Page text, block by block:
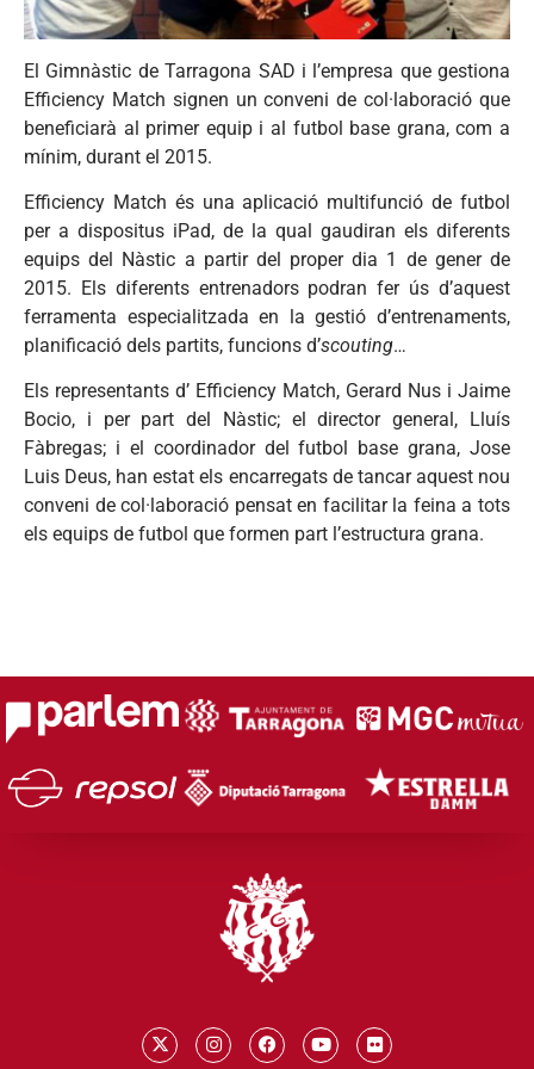
El Gimnàstic de Tarragona SAD i l’empresa que gestiona
Efficiency Match signen un conveni de col·laboració que
beneficiarà al primer equip i al futbol base grana, com a
mínim, durant el 2015.
Efficiency Match és una aplicació multifunció de futbol
per a dispositus iPad, de la qual gaudiran els diferents
equips del Nàstic a partir del proper dia 1 de gener de
2015. Els diferents entrenadors podran fer ús d’aquest
ferramenta especialitzada en la gestió d’entrenaments,
planificació dels partits, funcions d’scouting…
Els representants d’ Efficiency Match, Gerard Nus i Jaime
Bocio, i per part del Nàstic; el director general, Lluís
Fàbregas; i el coordinador del futbol base grana, Jose
Luis Deus, han estat els encarregats de tancar aquest nou
conveni de col·laboració pensat en facilitar la feina a tots
els equips de futbol que formen part l’estructura grana.